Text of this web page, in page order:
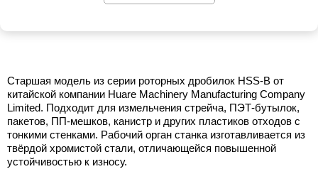
Старшая модель из серии роторных дробилок HSS-B от
китайской компании Huare Machinery Manufacturing Company
Limited. Подходит для измельчения стрейча, ПЭТ-бутылок,
пакетов, ПП-мешков, канистр и других пластиков отходов с
тонкими стенками. Рабочий орган станка изготавливается из
твёрдой хромистой стали, отличающейся повышенной
устойчивостью к износу.